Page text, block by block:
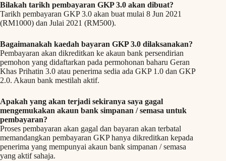
Bilakah tarikh pembayaran GKP 3.0 akan dibuat?
Tarikh pembayaran GKP 3.0 akan buat mulai 8 Jun 2021
(RM1000) dan Julai 2021 (RM500).
Bagaimanakah kaedah bayaran GKP 3.0 dilaksanakan?
Pembayaran akan dikreditkan ke akaun bank persendirian
pemohon yang didaftarkan pada permohonan baharu Geran
Khas Prihatin 3.0 atau penerima sedia ada GKP 1.0 dan GKP
2.0. Akaun bank mestilah aktif.
Apakah yang akan terjadi sekiranya saya gagal
mengemukakan akaun bank simpanan / semasa untuk
pembayaran?
Proses pembayaran akan gagal dan bayaran akan terbatal
memandangkan pembayaran GKP hanya dikreditkan kepada
penerima yang mempunyai akaun bank simpanan / semasa
yang aktif sahaja.